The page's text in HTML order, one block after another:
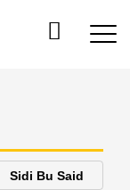
Sidi Bu Said